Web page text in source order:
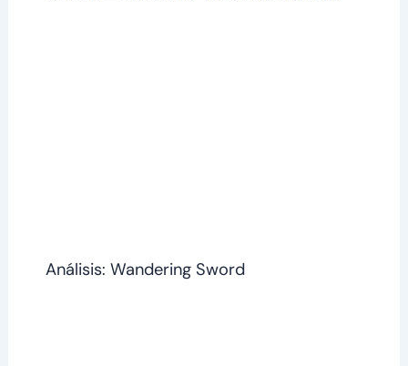
Análisis: Wandering Sword